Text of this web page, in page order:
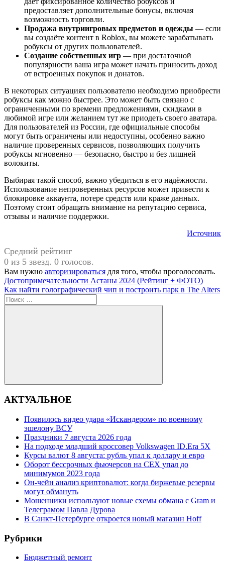
предоставляет дополнительные бонусы, включая
возможность торговли.
Продажа внутриигровых предметов и одежды — если
вы создаёте контент в Roblox, вы можете зарабатывать
робуксы от других пользователей.
Создание собственных игр — при достаточной
популярности ваша игра может начать приносить доход
от встроенных покупок и донатов.
В некоторых ситуациях пользователю необходимо приобрести
робуксы как можно быстрее. Это может быть связано с
ограниченными по времени предложениями, скидками в
любимой игре или желанием тут же приодеть своего аватара.
Для пользователей из России, где официальные способы
могут быть ограничены или недоступны, особенно важно
наличие проверенных сервисов, позволяющих получить
робуксы мгновенно — безопасно, быстро и без лишней
волокиты.
Выбирая такой способ, важно убедиться в его надёжности.
Использование непроверенных ресурсов может привести к
блокировке аккаунта, потере средств или краже данных.
Поэтому стоит обращать внимание на репутацию сервиса,
отзывы и наличие поддержки.
Источник
Средний рейтинг
0 из 5 звезд. 0 голосов.
Вам нужно авторизироваться для того, чтобы проголосовать.
Навигация
по
записям
Предыдущая
запись:
Достопримечательности Астаны 2024 (Рейтинг + ФОТО)
Следующая
запись:
Как найти голографический чип и построить парк в The Alters
Поиск
для:
Поиск
АКТУАЛЬНОЕ
Появилось видео удара «Искандером» по военному
эшелону ВСУ
Праздники 7 августа 2026 года
На подходе младший кроссовер Volkswagen ID.Era 5X
Курсы валют 8 августа: рубль упал к доллару и евро
Оборот бессрочных фьючерсов на CEX упал до
минимумов 2023 года
Он-чейн анализ криптовалют: когда биржевые резервы
могут обмануть
Мошенники используют новые схемы обмана с Gram и
Телеграмом Павла Дурова
В Санкт-Петербурге откроется новый магазин Hoff
Рубрики
Бюджетный ремонт